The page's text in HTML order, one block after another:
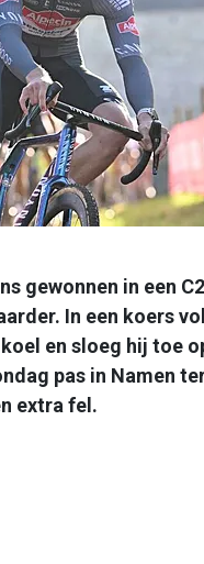
gewonnen in een
In een koers
en sloeg hij toe
pas in Namen
extra fel.